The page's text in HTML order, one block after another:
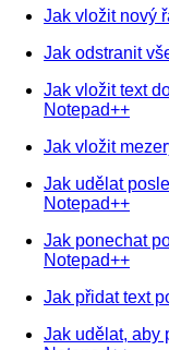
Jak vložit nový
Jak odstranit
Jak vložit text
Notepad++
Jak vložit
Jak udělat
Notepad++
Jak ponechat
Notepad++
Jak přidat text
Jak udělat, aby